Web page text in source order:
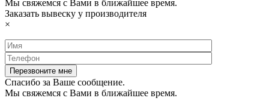
Мы свяжемся с Вами в ближайшее время.
Заказать вывеску у производителя
×
Спасибо за Ваше сообщение.
Мы свяжемся с Вами в ближайшее время.